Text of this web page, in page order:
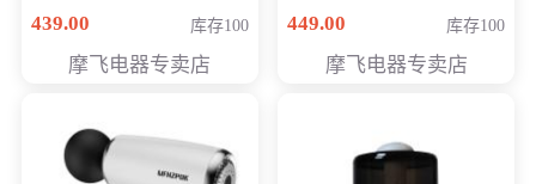
元
439.00 库存100
摩飞电器专卖店
专享价366元
449.00 库存100
摩飞电器专卖店